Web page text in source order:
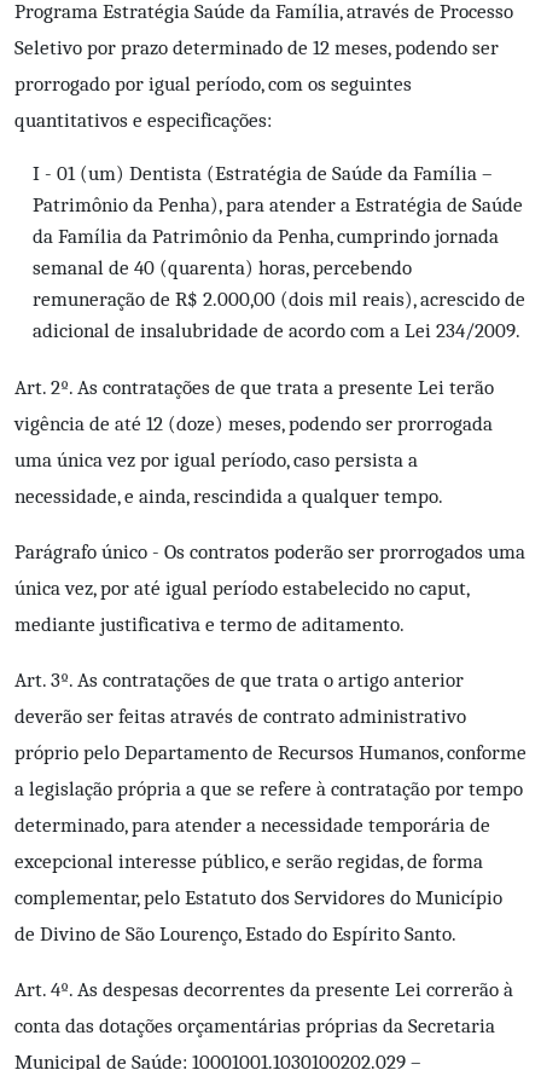
Programa Estratégia Saúde da Família, através de Processo
Seletivo por prazo determinado de 12 meses, podendo ser
prorrogado por igual período, com os seguintes
quantitativos e especificações:
I - 01 (um) Dentista (Estratégia de Saúde da Família –
Patrimônio da Penha), para atender a Estratégia de Saúde
da Família da Patrimônio da Penha, cumprindo jornada
semanal de 40 (quarenta) horas, percebendo
remuneração de R$ 2.000,00 (dois mil reais), acrescido de
adicional de insalubridade de acordo com a Lei 234/2009.
Art. 2º. As contratações de que trata a presente Lei terão
vigência de até 12 (doze) meses, podendo ser prorrogada
uma única vez por igual período, caso persista a
necessidade, e ainda, rescindida a qualquer tempo.
Parágrafo único - Os contratos poderão ser prorrogados uma
única vez, por até igual período estabelecido no caput,
mediante justificativa e termo de aditamento.
Art. 3º. As contratações de que trata o artigo anterior
deverão ser feitas através de contrato administrativo
próprio pelo Departamento de Recursos Humanos, conforme
a legislação própria a que se refere à contratação por tempo
determinado, para atender a necessidade temporária de
excepcional interesse público, e serão regidas, de forma
complementar, pelo Estatuto dos Servidores do Município
de Divino de São Lourenço, Estado do Espírito Santo.
Art. 4º. As despesas decorrentes da presente Lei correrão à
conta das dotações orçamentárias próprias da Secretaria
Municipal de Saúde: 10001001.1030100202.029 –